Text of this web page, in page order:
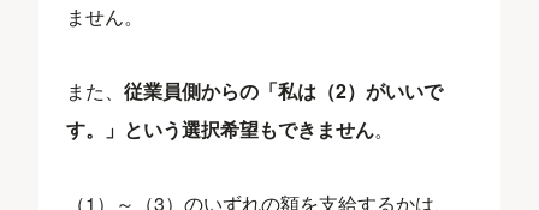
ません。
また、従業員側からの「私は（2）がいいで
す。」という選択希望もできません。
（1）～（3）のいずれの額を支給するかは、